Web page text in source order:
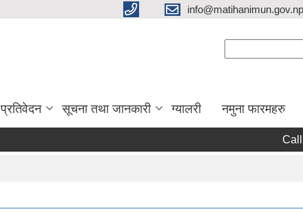
प्रतिवेदन सूचना तथा जानकारी ग्यालरी नमुना फारमहरु
Call